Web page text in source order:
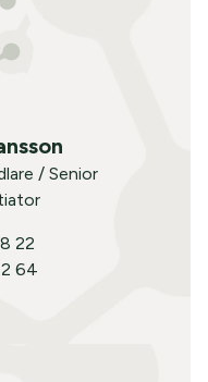
/ Senior
22
64